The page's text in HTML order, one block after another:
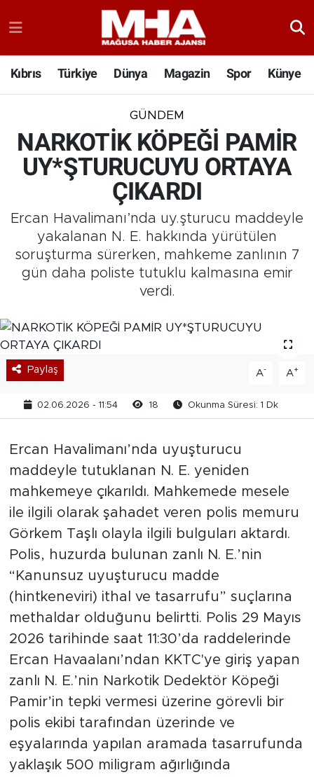
Kıbrıs Türkiye Dünya Magazin Spor Künye
GÜNDEM
NARKOTİK KÖPEĞİ PAMİR
UY*ŞTURUCUYU ORTAYA
ÇIKARDI
Ercan Havalimanı’nda uy.şturucu maddeyle
yakalanan N. E. hakkında yürütülen
soruşturma sürerken, mahkeme zanlının 7
gün daha poliste tutuklu kalmasına emir
verdi.
Paylaş A- A+
02.06.2026 - 11:54 18 Okunma Süresi: 1 Dk
Ercan Havalimanı’nda uyuşturucu
maddeyle tutuklanan N. E. yeniden
mahkemeye çıkarıldı. Mahkemede mesele
ile ilgili olarak şahadet veren polis memuru
Görkem Taşlı olayla ilgili bulguları aktardı.
Polis, huzurda bulunan zanlı N. E.’nin
“Kanunsuz uyuşturucu madde
(hintkeneviri) ithal ve tasarrufu” suçlarına
methaldar olduğunu belirtti. Polis 29 Mayıs
2026 tarihinde saat 11:30’da raddelerinde
Ercan Havaalanı’ndan KKTC'ye giriş yapan
zanlı N. E.’nin Narkotik Dedektör Köpeği
Pamir’in tepki vermesi üzerine görevli bir
polis ekibi tarafından üzerinde ve
eşyalarında yapılan aramada tasarrufunda
yaklaşık 500 miligram ağırlığında